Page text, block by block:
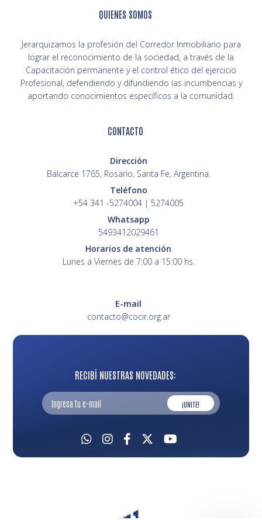
RECIBÍ NUESTRAS NOVEDADES:
¡UNITE!
QUIENES SOMOS
Jerarquizamos la profesión del Corredor Inmobiliario para
lograr el reconocimiento de la sociedad, a través de la
Capacitación permanente y el control ético del ejercicio
Profesional, defendiendo y difundiendo las incumbencias y
aportando conocimientos específicos a la comunidad.
CONTACTO
Dirección
Balcarce 1765, Rosario, Santa Fe, Argentina.
Teléfono
+54 341 -5274004 | 5274005
Whatsapp
5493412029461
Horarios de atención
Lunes a Viernes de 7:00 a 15:00 hs.
E-mail
contacto@cocir.org.ar